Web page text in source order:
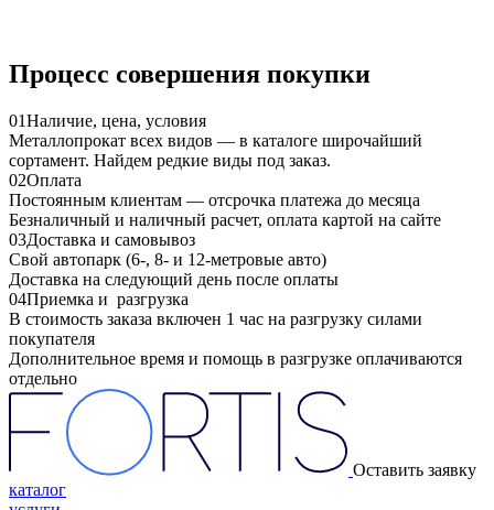
Процесс совершения покупки
01Наличие, цена, условия
Металлопрокат всех видов — в каталоге широчайший
сортамент. Найдем редкие виды под заказ.
02Оплата
Постоянным клиентам — отсрочка платежа до месяца
Безналичный и наличный расчет, оплата картой на сайте
03Доставка и самовывоз
Свой автопарк (6-, 8- и 12-метровые авто)
Доставка на следующий день после оплаты
04Приемка и разгрузка
В стоимость заказа включен 1 час на разгрузку силами
покупателя
Дополнительное время и помощь в разгрузке оплачиваются
отдельно
Оставить заявку
каталог